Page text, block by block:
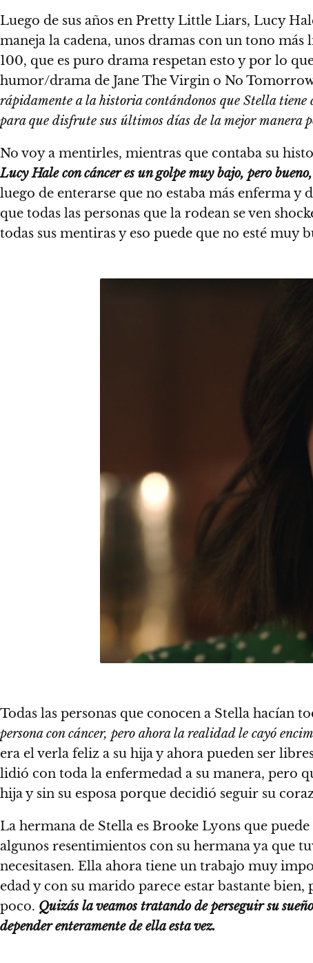
Luego de sus años en Pretty Little Liars, Lucy
maneja la cadena, unos dramas con un tono más
100, que es puro drama respetan esto y por lo
humor/drama de Jane The Virgin o No
rápidamente a la historia contándonos que Stella tiene
para que disfrute sus últimos días de la mejor manera
No voy a mentirles, mientras que contaba su
Lucy Hale con cáncer es un golpe muy bajo, pero
luego de enterarse que no estaba más enferma y
que todas las personas que la rodean se ven
todas sus mentiras y eso puede que no esté muy
Todas las personas que conocen a Stella hacían
persona con cáncer, pero ahora la realidad le cayó
era el verla feliz a su hija y ahora pueden ser
lidió con toda la enfermedad a su manera, pero
hija y sin su esposa porque decidió seguir su
La hermana de Stella es Brooke Lyons que
algunos resentimientos con su hermana ya que
necesitasen. Ella ahora tiene un trabajo muy
edad y con su marido parece estar bastante
poco. Quizás la veamos tratando de perseguir su
depender enteramente de ella esta vez.